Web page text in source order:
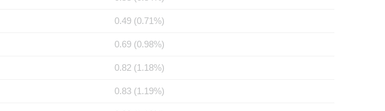
0.49 (0.71%)
0.69 (0.98%)
0.82 (1.18%)
0.83 (1.19%)